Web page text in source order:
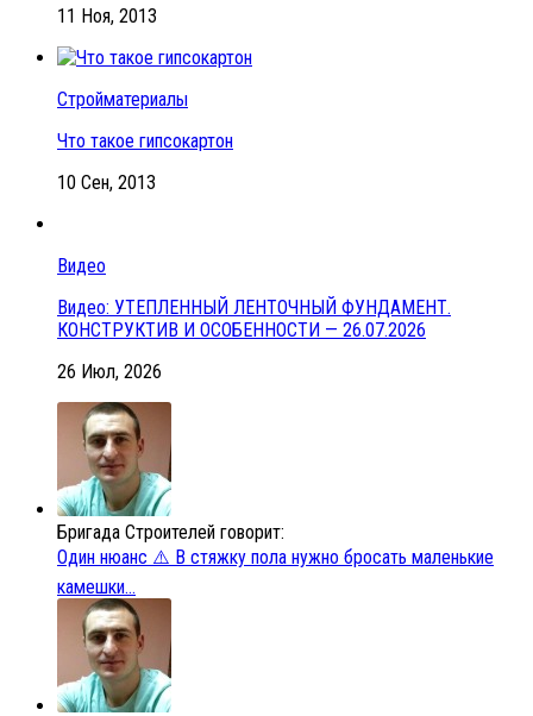
11 Ноя, 2013
Стройматериалы
Что такое гипсокартон
10 Сен, 2013
Видео
Видео: УТЕПЛЕННЫЙ ЛЕНТОЧНЫЙ ФУНДАМЕНТ.
КОНСТРУКТИВ И ОСОБЕННОСТИ — 26.07.2026
26 Июл, 2026
Бригада Строителей говорит:
Один нюанс ⚠️ В стяжку пола нужно бросать маленькие
камешки...